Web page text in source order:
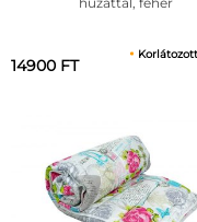
14900 FT